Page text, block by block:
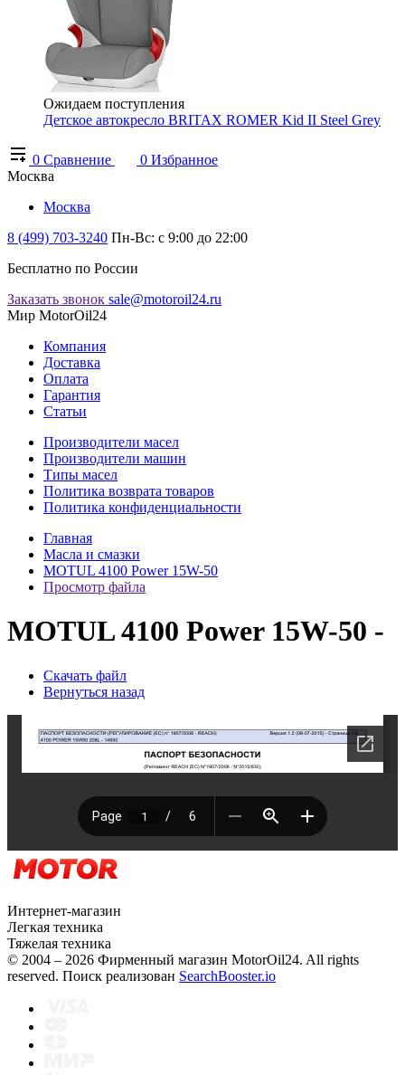
Ожидаем поступления
Детское автокресло BRITAX ROMER Kid II Steel Grey
0 Сравнение 0 Избранное
Москва
Москва
8 (499) 703-3240 Пн-Вс: с 9:00 до 22:00
Бесплатно по России
Заказать звонок sale@motoroil24.ru
Мир MotorOil24
Компания
Доставка
Оплата
Гарантия
Статьи
Производители масел
Производители машин
Типы масел
Политика возврата товаров
Политика конфиденциальности
Главная
Масла и смазки
MOTUL 4100 Power 15W-50
Просмотр файла
MOTUL 4100 Power 15W-50 -
Скачать файл
Вернуться назад
Интернет-магазин
Легкая техника
Тяжелая техника
© 2004 – 2026 Фирменный магазин MotorOil24. All rights
reserved. Поиск реализован SearchBooster.io